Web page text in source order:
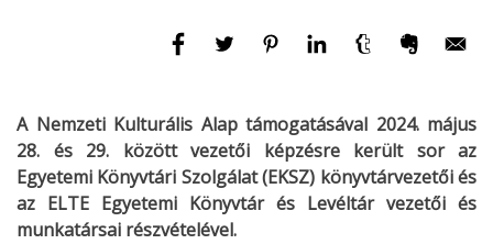
A Nemzeti Kulturális Alap támogatásával 2024. május
28. és 29. között vezetői képzésre került sor az
Egyetemi Könyvtári Szolgálat (EKSZ) könyvtárvezetői és
az ELTE Egyetemi Könyvtár és Levéltár vezetői és
munkatársai részvételével.